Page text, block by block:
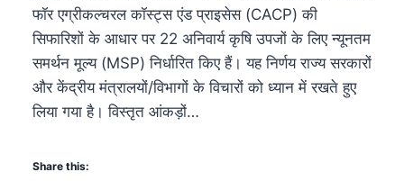
फॉर एग्रीकल्चरल कॉस्ट्स एंड प्राइसेस (CACP) की
सिफारिशों के आधार पर 22 अनिवार्य कृषि उपजों के लिए न्यूनतम
समर्थन मूल्य (MSP) निर्धारित किए हैं। यह निर्णय राज्य सरकारों
और केंद्रीय मंत्रालयों/विभागों के विचारों को ध्यान में रखते हुए
लिया गया है। विस्तृत आंकड़ों…
Share this: